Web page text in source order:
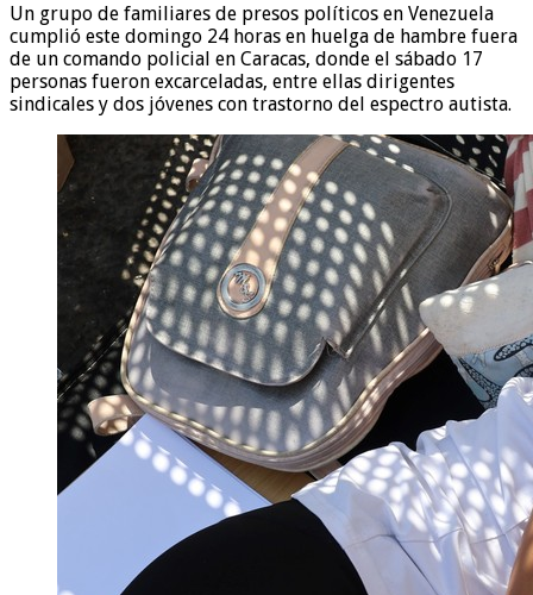
Un grupo de familiares de presos políticos en Venezuela
cumplió este domingo 24 horas en huelga de hambre fuera
de un comando policial en Caracas, donde el sábado 17
personas fueron excarceladas, entre ellas dirigentes
sindicales y dos jóvenes con trastorno del espectro autista.